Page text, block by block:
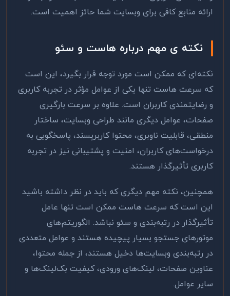
ارائه منابع کافی برای وبسایت شما حائز اهمیت است.
نکته ی مهم درباره هاست و سئو
نکته‌ای که ممکن است مورد توجه قرار بگیرد، این است
که سرعت هاست تنها یکی از عوامل مؤثر در تجربه کاربری
و رضایتمندی کاربران است. علاوه بر سرعت بارگیری
صفحات، عوامل دیگری مانند طراحی وبسایت، ساختار
منطقی، قابلیت ناوبری، محتوا کاربرپسند، پاسخگویی به
درخواست‌های کاربران، امنیت و پشتیبانی نیز در تجربه
کاربری تأثیرگذار هستند.
همچنین، نکته مهم دیگری که باید در نظر داشته باشید
این است که سرعت هاست ممکن است تنها عامل
تأثیرگذار در رتبه‌بندی و سئو نباشد. الگوریتم‌های
موتورهای جستجو بسیار پیچیده هستند و عوامل متعددی
در رتبه‌بندی وبسایت‌ها دخیل هستند، از جمله محتوا،
عناوین صفحات، لینک‌های ورودی، کیفیت بک‌لینک‌ها و
سایر عوامل.